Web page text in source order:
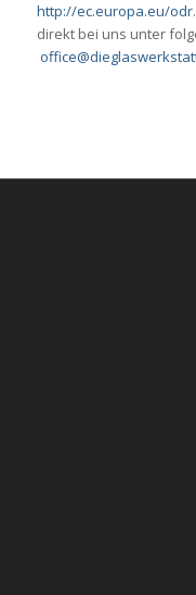
http://ec.europa.eu/odr
direkt bei uns unter